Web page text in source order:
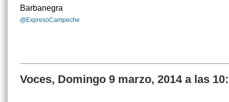
Barbanegra
@ExpresoCampeche
Voces, Domingo 9 marzo, 2014 a las